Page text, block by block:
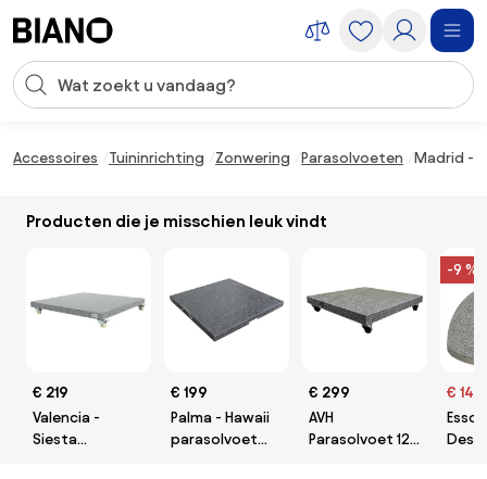
Zoekopdracht invoeren
Accessoires Tuininrichting Zonwering Parasolvoeten Madrid -
Producten die je misschien leuk vindt
€ 219
Valencia -
Siesta
€ 199
Palma - Hawaii
parasolvoet
€ 299
AVH
Parasolvoet 120
-9 %
€ 148